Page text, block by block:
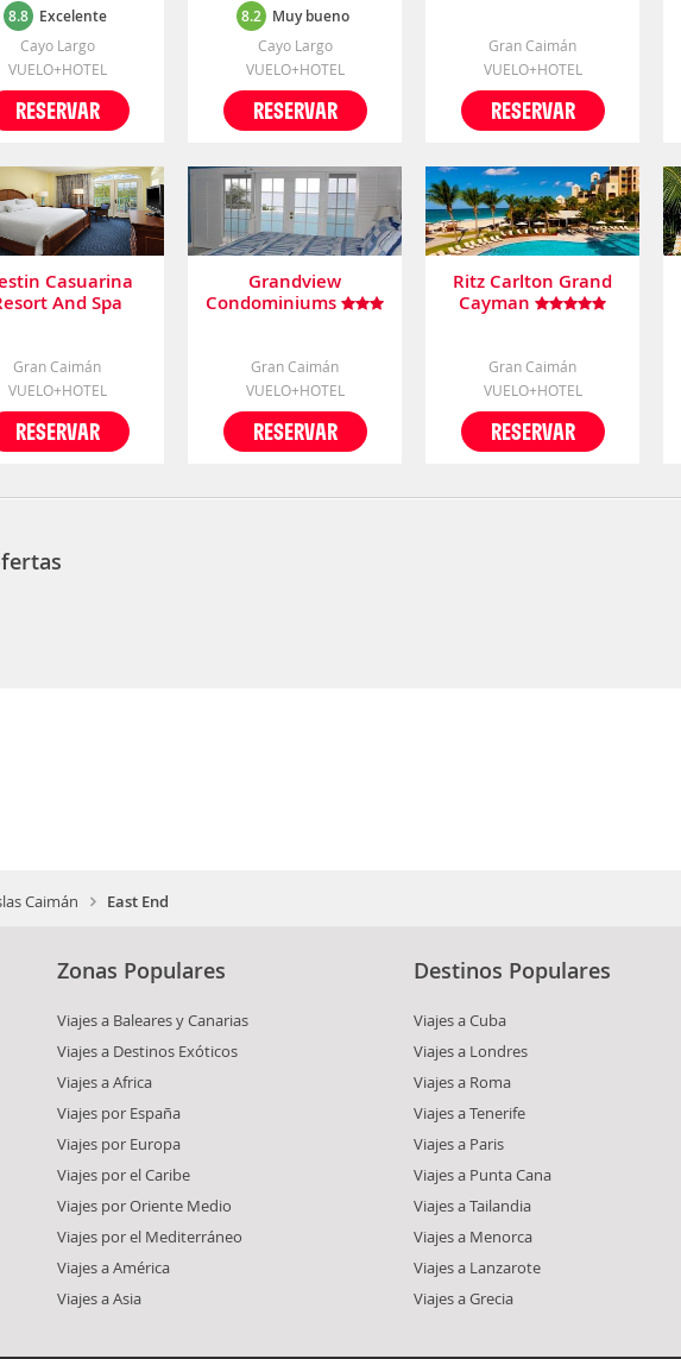
8.8 Excelente
Cayo Largo
VUELO+HOTEL
RESERVAR
8.2 Muy bueno
Cayo Largo
VUELO+HOTEL
RESERVAR
Gran Caimán
VUELO+HOTEL
RESERVAR
Casuarina
And Spa
Gran Caimán
VUELO+HOTEL
RESERVAR
Grandview
Condominiums
Gran Caimán
VUELO+HOTEL
RESERVAR
Ritz Carlton Grand
Cayman
Gran Caimán
VUELO+HOTEL
RESERVAR
Caimán East End
Zonas Populares
Viajes a Baleares y Canarias
Viajes a Destinos Exóticos
Viajes a Africa
Viajes por España
Viajes por Europa
Viajes por el Caribe
Viajes por Oriente Medio
Viajes por el Mediterráneo
Viajes a América
Viajes a Asia
Destinos Populares
Viajes a Cuba
Viajes a Londres
Viajes a Roma
Viajes a Tenerife
Viajes a Paris
Viajes a Punta Cana
Viajes a Tailandia
Viajes a Menorca
Viajes a Lanzarote
Viajes a Grecia